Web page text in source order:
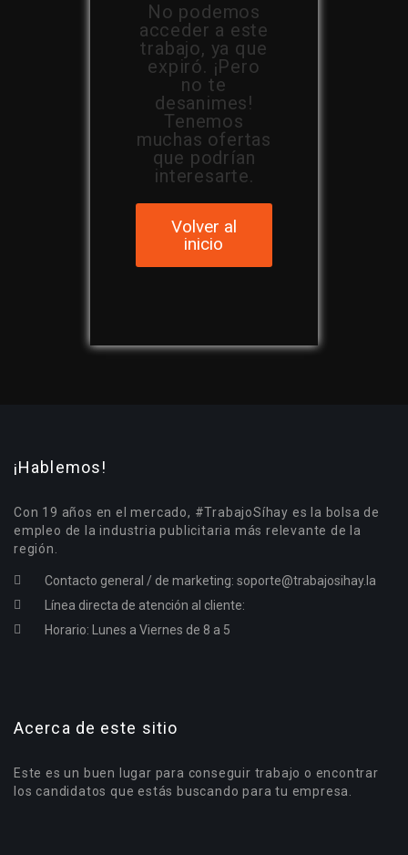
No podemos
acceder a este
trabajo, ya que
expiró. ¡Pero
no te
desanimes!
Tenemos
muchas ofertas
que podrían
interesarte.
Volver al
inicio
¡Hablemos!
Con 19 años en el mercado, #TrabajoSíhay es la bolsa de
empleo de la industria publicitaria más relevante de la
región.
Contacto general / de marketing: soporte@trabajosihay.la
Línea directa de atención al cliente:
Horario: Lunes a Viernes de 8 a 5
Acerca de este sitio
Este es un buen lugar para conseguir trabajo o encontrar
los candidatos que estás buscando para tu empresa.